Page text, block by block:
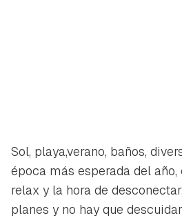
Sol, playa,verano, baños,
época más esperada del
relax y la hora de
planes y no hay que